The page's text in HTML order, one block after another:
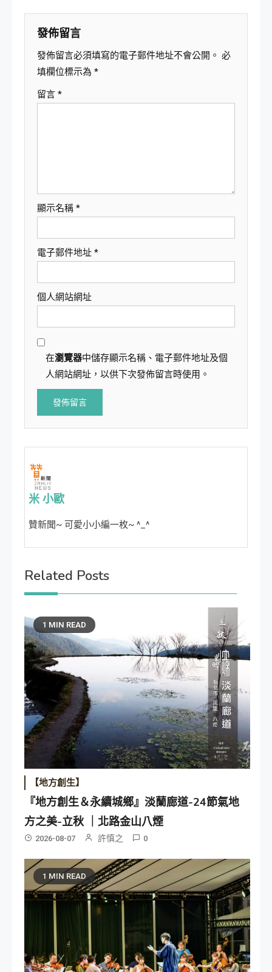
覽
發佈留言
發佈留言必須填寫的電子郵件地址不會公開。 必
填欄位標示為 *
留言 *
顯示名稱 *
電子郵件地址 *
個人網站網址
在瀏覽器中儲存顯示名稱、電子郵件地址及個
人網站網址，以供下次發佈留言時使用。
米 小歐
贊新聞~ 可愛小小編一枚~ ^_^
Related Posts
1 MIN READ
【地方創生】
『地方創生＆永續城鄉』淡蘭廊道-24節氣地
方之美-立秋 ｜北路金山八煙
2026-08-07 許慎之 0
1 MIN READ